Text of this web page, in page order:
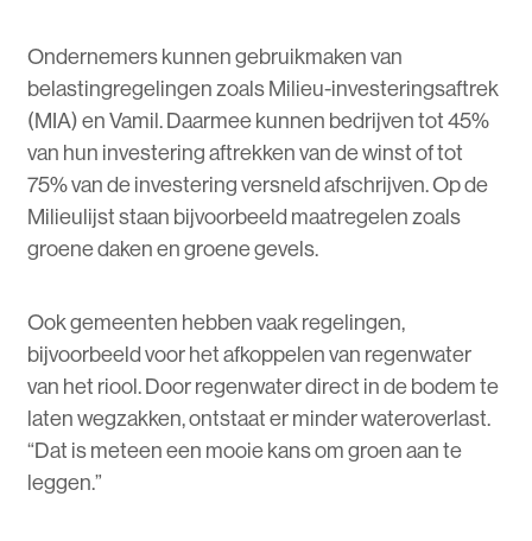
Ondernemers kunnen gebruikmaken van
belastingregelingen zoals Milieu-investeringsaftrek
(MIA) en Vamil. Daarmee kunnen bedrijven tot 45%
van hun investering aftrekken van de winst of tot
75% van de investering versneld afschrijven. Op de
Milieulijst staan bijvoorbeeld maatregelen zoals
groene daken en groene gevels.
Ook gemeenten hebben vaak regelingen,
bijvoorbeeld voor het afkoppelen van regenwater
van het riool. Door regenwater direct in de bodem te
laten wegzakken, ontstaat er minder wateroverlast.
“Dat is meteen een mooie kans om groen aan te
leggen.”